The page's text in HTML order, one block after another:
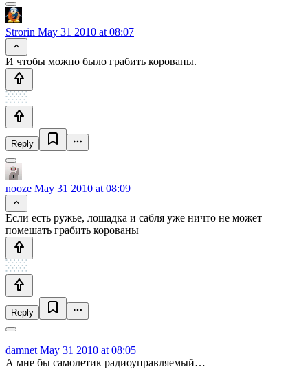
Strorin May 31 2010 at 08:07
И чтобы можно было грабить корованы.
Reply
nooze May 31 2010 at 08:09
Если есть ружье, лошадка и сабля уже ничто не может
помешать грабить корованы
Reply
damnet May 31 2010 at 08:05
А мне бы самолетик радиоуправляемый…